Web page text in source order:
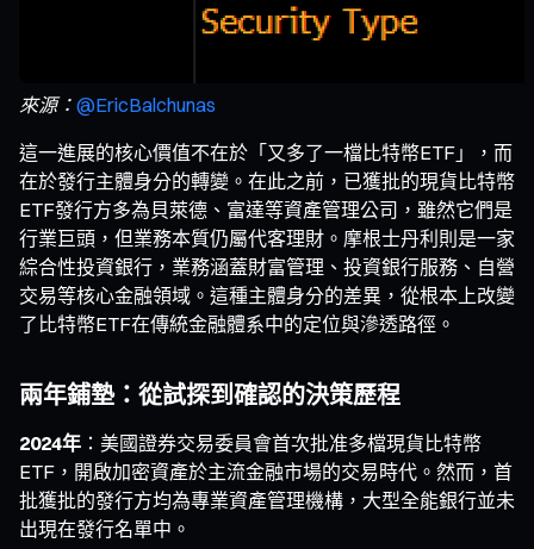
來源： @EricBalchunas
這一進展的核心價值不在於「又多了一檔比特幣ETF」，而
在於發行主體身分的轉變。在此之前，已獲批的現貨比特幣
ETF發行方多為貝萊德、富達等資產管理公司，雖然它們是
行業巨頭，但業務本質仍屬代客理財。摩根士丹利則是一家
綜合性投資銀行，業務涵蓋財富管理、投資銀行服務、自營
交易等核心金融領域。這種主體身分的差異，從根本上改變
了比特幣ETF在傳統金融體系中的定位與滲透路徑。
兩年鋪墊：從試探到確認的決策歷程
2024年 ：美國證券交易委員會首次批准多檔現貨比特幣
ETF，開啟加密資產於主流金融市場的交易時代。然而，首
批獲批的發行方均為專業資產管理機構，大型全能銀行並未
出現在發行名單中。